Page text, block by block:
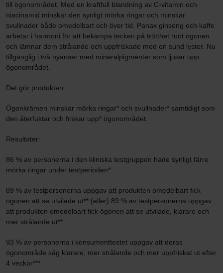
till ögonområdet. Med en kraftfull blandning av C-vitamin och
niacinamid minskar den synligt mörka ringar och minskar
svullnader både omedelbart och över tid. Panax ginseng och kaffe
arbetar i harmoni för att bekämpa tecken på trötthet runt ögonen
och lämnar dem strålande och uppfriskade med en sund lyster. Nu
tillgänglig i två nyanser med mineralpigmenter som ljusar upp
ögonområdet.
Det gör produkten:
Ögonkrämen minskar mörka ringar* och svullnader* samtidigt som
den återfuktar och friskar upp* ögonområdet.
Resultater:
86 % av personerna i den kliniska testgruppen hade synligt färre
mörka ringar under testperioden*
89 % av testpersonerna uppgav att produkten omedelbart fick
ögonen att se utvilade ut** (eller) 89 % av testpersonerna uppgav
att produkten omedelbart fick ögonen att se utvilade, klarare och
mer strålande ut**
93 % av personerna i konsumenttestet uppgav att deras
ögonområde såg klarare, mer strålande och mer uppfriskat ut efter
4 veckor***